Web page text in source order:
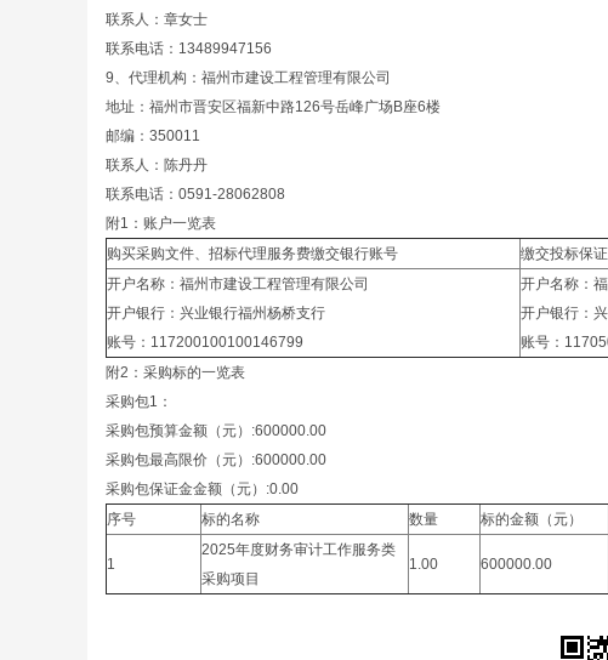
联系人：章女士
联系电话：13489947156
9、代理机构：福州市建设工程管理有限公司
地址：福州市晋安区福新中路126号岳峰广场B座6楼
邮编：350011
联系人：陈丹丹
联系电话：0591-28062808
附1：账户一览表
购买采购文件、招标代理服务费缴交银行账号
缴交投标保
开户名称：福州市建设工程管理有限公司
开户银行：兴业银行福州杨桥支行
账号：117200100100146799
开户名称：
开户银行：
账号：
附2：采购标的一览表
采购包1：
采购包预算金额（元）:600000.00
采购包最高限价（元）:600000.00
采购包保证金金额（元）:0.00
序号
标的名称 数量 标的金额（元）
1
2025年度财务审计工作服务类
采购项目
1.00 600000.00